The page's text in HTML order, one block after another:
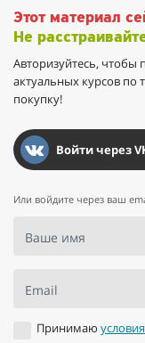
Этот материал
Не
Авторизуйтесь, чтобы
актуальных курсов по
покупку!
Войти через
Или войдите через ваш
Ваше имя
Email
Принимаю